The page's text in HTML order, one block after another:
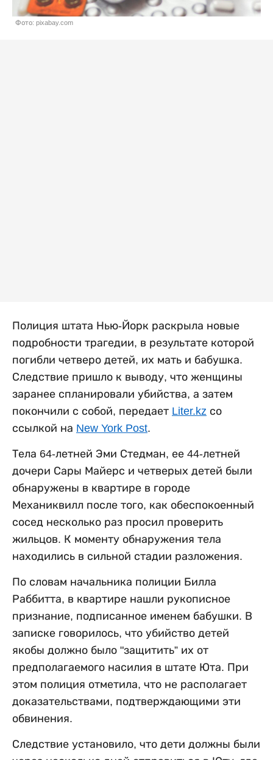
Фото: pixabay.com
Полиция штата Нью-Йорк раскрыла новые
подробности трагедии, в результате которой
погибли четверо детей, их мать и бабушка.
Следствие пришло к выводу, что женщины
заранее спланировали убийства, а затем
покончили с собой, передает Liter.kz со
ссылкой на New York Post.
Тела 64-летней Эми Стедман, ее 44-летней
дочери Сары Майерс и четверых детей были
обнаружены в квартире в городе
Механиквилл после того, как обеспокоенный
сосед несколько раз просил проверить
жильцов. К моменту обнаружения тела
находились в сильной стадии разложения.
По словам начальника полиции Билла
Раббитта, в квартире нашли рукописное
признание, подписанное именем бабушки. В
записке говорилось, что убийство детей
якобы должно было "защитить” их от
предполагаемого насилия в штате Юта. При
этом полиция отметила, что не располагает
доказательствами, подтверждающими эти
обвинения.
Следствие установило, что дети должны были